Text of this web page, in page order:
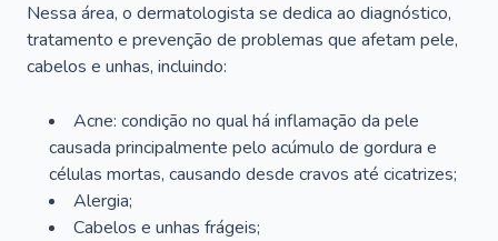
Nessa área, o dermatologista se dedica ao diagnóstico,
tratamento e prevenção de problemas que afetam pele,
cabelos e unhas, incluindo:
Acne: condição no qual há inflamação da pele
causada principalmente pelo acúmulo de gordura e
células mortas, causando desde cravos até cicatrizes;
Alergia;
Cabelos e unhas frágeis;